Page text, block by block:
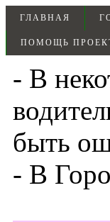
ГЛАВНАЯ
ПОМОЩЬ
- В
быть
- В